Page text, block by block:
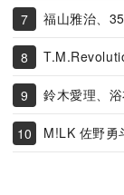
福山雅治、
鈴木愛理、
M!LK 佐野勇